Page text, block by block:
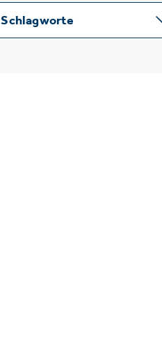
Schlagworte